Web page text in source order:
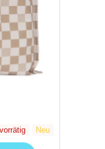
Neu